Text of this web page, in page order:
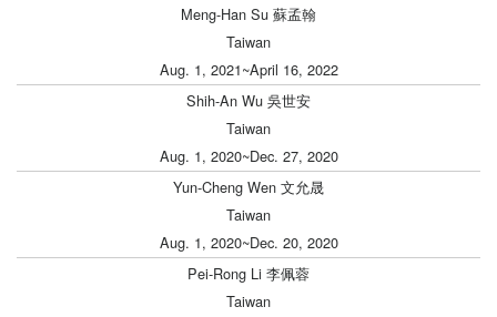
Meng-Han Su 蘇孟翰
Taiwan
Aug. 1, 2021~April 16, 2022
Shih-An Wu 吳世安
Taiwan
Aug. 1, 2020~Dec. 27, 2020
Yun-Cheng Wen 文允晟
Taiwan
Aug. 1, 2020~Dec. 20, 2020
Pei-Rong Li 李佩蓉
Taiwan